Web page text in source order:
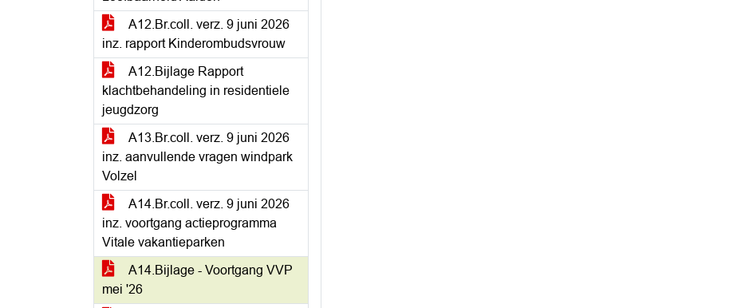
A12.Br.coll. verz. 9 juni 2026
inz. rapport Kinderombudsvrouw
A12.Bijlage Rapport
klachtbehandeling in residentiele
jeugdzorg
A13.Br.coll. verz. 9 juni 2026
inz. aanvullende vragen windpark
Volzel
A14.Br.coll. verz. 9 juni 2026
inz. voortgang actieprogramma
Vitale vakantieparken
A14.Bijlage - Voortgang VVP
mei '26